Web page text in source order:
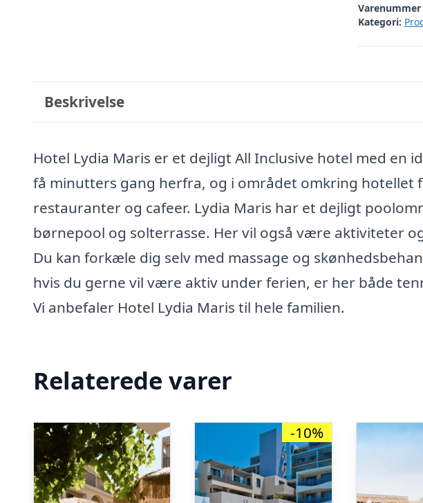
Varenummer
Kategori:
Beskrivelse
Hotel Lydia Maris er et dejligt All Inclusive hotel med en
få minutters gang herfra, og i området omkring hotellet
restauranter og cafeer. Lydia Maris har et dejligt
børnepool og solterrasse. Her vil også være aktiviteter
Du kan forkæle dig selv med massage og
hvis du gerne vil være aktiv under ferien, er her både
Vi anbefaler Hotel Lydia Maris til hele familien.
Relaterede varer
-10%